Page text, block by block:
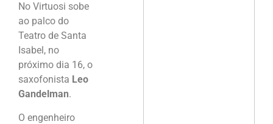
No Virtuosi sobe
ao palco do
Teatro de Santa
Isabel, no
próximo dia 16, o
saxofonista Leo
Gandelman.
O engenheiro